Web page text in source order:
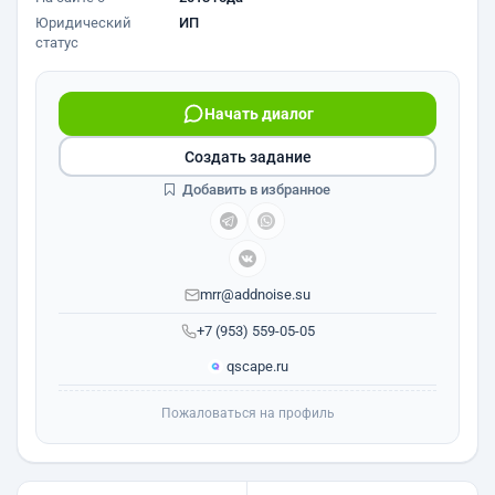
Юридический
статус
ИП
+7 (953) 559-05-05
Начать диалог
mrr@addnoise.su
qscape.ru
Создать задание
Добавить в избранное
Пожаловаться на профиль